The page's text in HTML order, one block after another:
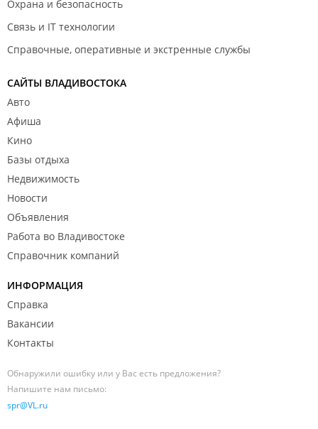
Охрана и безопасность
Связь и IT технологии
Справочные, оперативные и экстренные службы
САЙТЫ ВЛАДИВОСТОКА
Авто
Афиша
Кино
Базы отдыха
Недвижимость
Новости
Объявления
Работа во Владивостоке
Справочник компаний
ИНФОРМАЦИЯ
Справка
Вакансии
Контакты
Обнаружили ошибку или у Вас есть предложения?
Напишите нам письмо:
spr@VL.ru